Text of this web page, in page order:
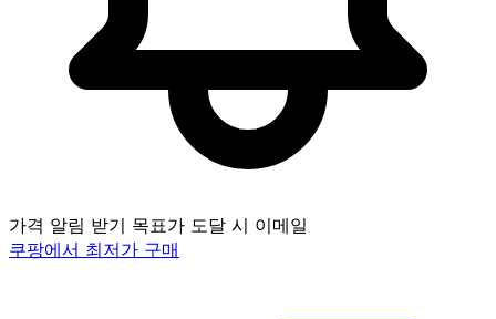
가격 알림 받기 목표가 도달 시 이메일
쿠팡에서 최저가 구매